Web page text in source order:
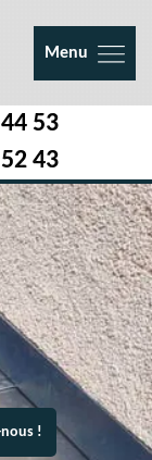
Menu
53
43
!